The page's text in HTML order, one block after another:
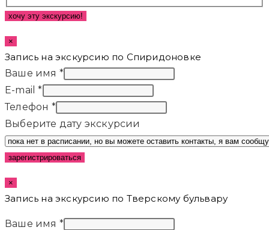
хочу эту экскурсию!
×
Запись на экскурсию по Спиридоновке
Ваше имя *
E-mail*
Телефон *
Выберите дату экскурсии
зарегистрироваться
×
Запись на экскурсию по Тверскому бульвару
Ваше имя *